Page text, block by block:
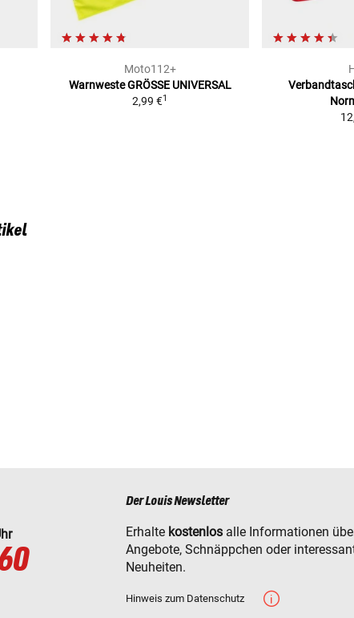
Moto112+
Warnweste GRÖSSE UNIVERSAL
2,99 €1
Der Louis Newsletter
Erhalte kostenlos alle Informationen
Angebote, Schnäppchen oder
Neuheiten.
Hinweis zum Datenschutz